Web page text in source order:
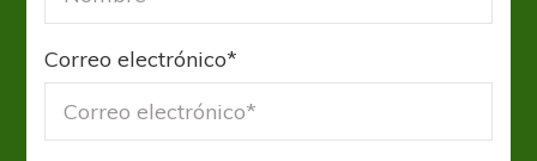
Correo electrónico*